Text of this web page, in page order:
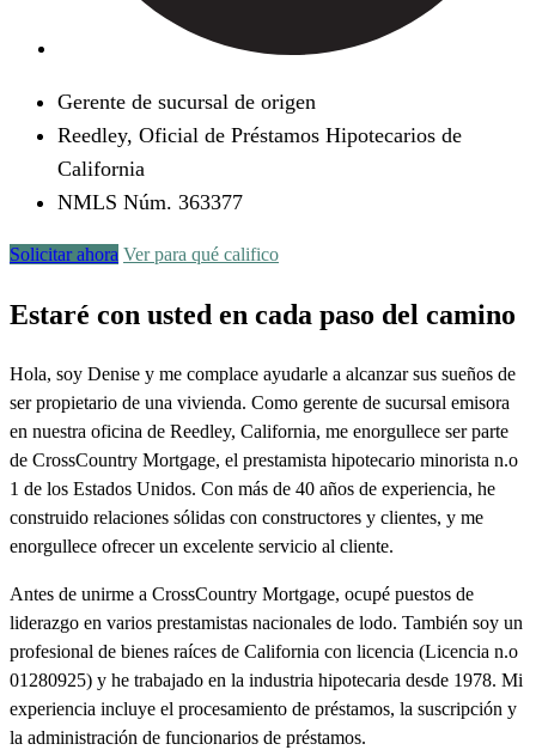
Gerente de sucursal de origen
Reedley, Oficial de Préstamos Hipotecarios de
California
NMLS Núm. 363377
Solicitar ahora Ver para qué califico
Estaré con usted en cada paso del camino
Hola, soy Denise y me complace ayudarle a alcanzar sus sueños de
ser propietario de una vivienda. Como gerente de sucursal emisora
en nuestra oficina de Reedley, California, me enorgullece ser parte
de CrossCountry Mortgage, el prestamista hipotecario minorista n.o
1 de los Estados Unidos. Con más de 40 años de experiencia, he
construido relaciones sólidas con constructores y clientes, y me
enorgullece ofrecer un excelente servicio al cliente.
Antes de unirme a CrossCountry Mortgage, ocupé puestos de
liderazgo en varios prestamistas nacionales de lodo. También soy un
profesional de bienes raíces de California con licencia (Licencia n.o
01280925) y he trabajado en la industria hipotecaria desde 1978. Mi
experiencia incluye el procesamiento de préstamos, la suscripción y
la administración de funcionarios de préstamos.